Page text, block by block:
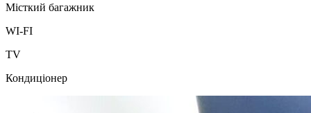
Місткий багажник
WI-FI
TV
Кондиціонер